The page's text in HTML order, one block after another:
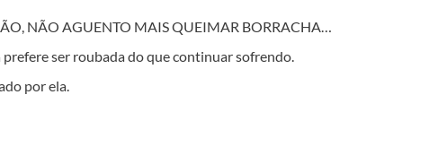
NÃO AGUENTO MAIS QUEIMAR BORRACHA…
ser roubada do que continuar sofrendo.
por ela.